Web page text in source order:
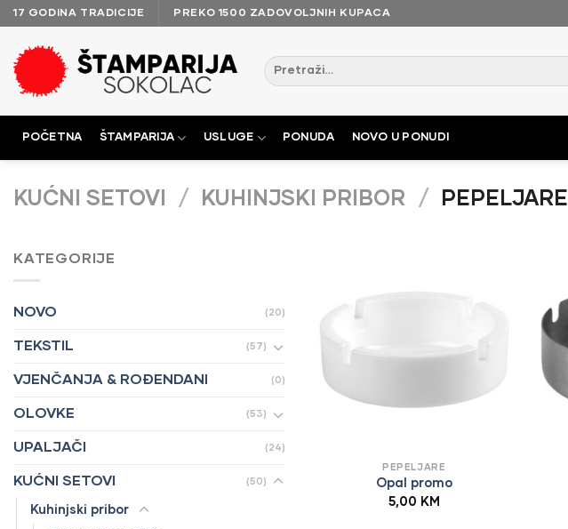
Skip
content
17 GODINA TRADICIJE PREKO 1500 ZADOVOLJNIH KUPACA
POČETNA ŠTAMPARIJA USLUGE PONUDA NOVO U PONUDI
KUĆNI SETOVI / KUHINJSKI PRIBOR / PEPELJARE
KATEGORIJE
NOVO (20)
TEKSTIL (57)
VJENČANJA & ROĐENDANI (0)
OLOVKE (53)
UPALJAČI (24)
KUĆNI SETOVI (50)
Kuhinjski pribor
PEPELJARE
Opal promo
5,00 KM